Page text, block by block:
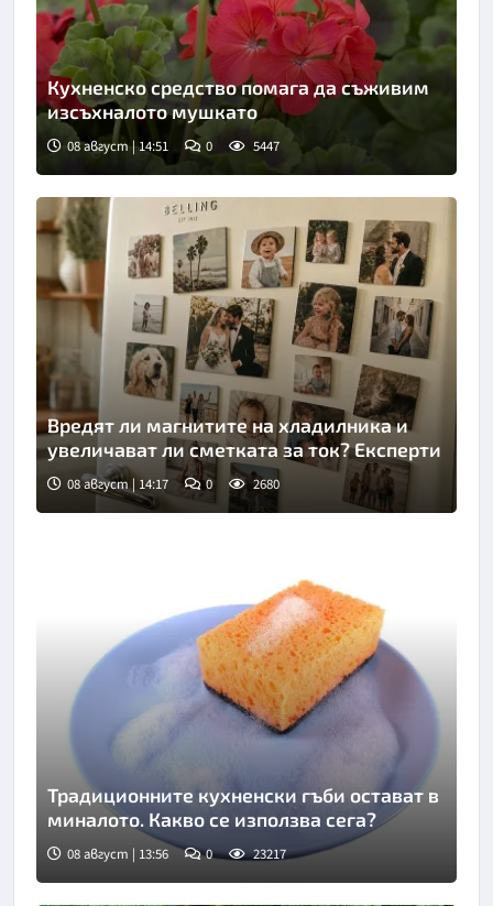
Кухненско средство помага да съживим
изсъхналото мушкато
08 август | 14:51 0 5447
Вредят ли магнитите на хладилника и
увеличават ли сметката за ток? Експерти
08 август | 14:17 0 2680
Снимка: Пиксабей
Традиционните кухненски гъби остават в
миналото. Какво се използва сега?
08 август | 13:56 0 23217